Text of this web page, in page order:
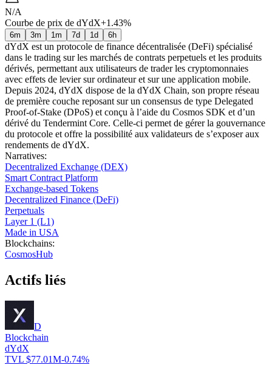
N/A
Courbe de prix de dYdX+1.43%
6m 3m 1m 7d 1d 6h
dYdX est un protocole de finance décentralisée (DeFi) spécialisé
dans le trading sur les marchés de contrats perpetuels et les produits
dérivés, permettant aux utilisateurs de trader les cryptomonnaies
avec effets de levier sur ordinateur et sur une application mobile.
Depuis 2024, dYdX dispose de la dYdX Chain, son propre réseau
de première couche reposant sur un consensus de type Delegated
Proof-of-Stake (DPoS) et conçu à l’aide du Cosmos SDK et d’un
dérivé du Tendermint Core. Celle-ci permet de gérer la gouvernance
du protocole et offre la possibilité aux validateurs de s’exposer aux
rendements de dYdX.
Narratives:
Decentralized Exchange (DEX)
Smart Contract Platform
Exchange-based Tokens
Decentralized Finance (DeFi)
Perpetuals
Layer 1 (L1)
Made in USA
Blockchains:
CosmosHub
Actifs liés
D
Blockchain
dYdX
TVL $77.01M-0.74%